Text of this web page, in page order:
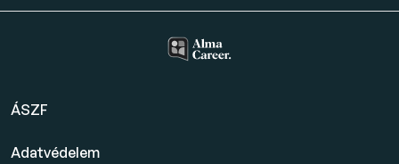
ÁSZF
Adatvédelem